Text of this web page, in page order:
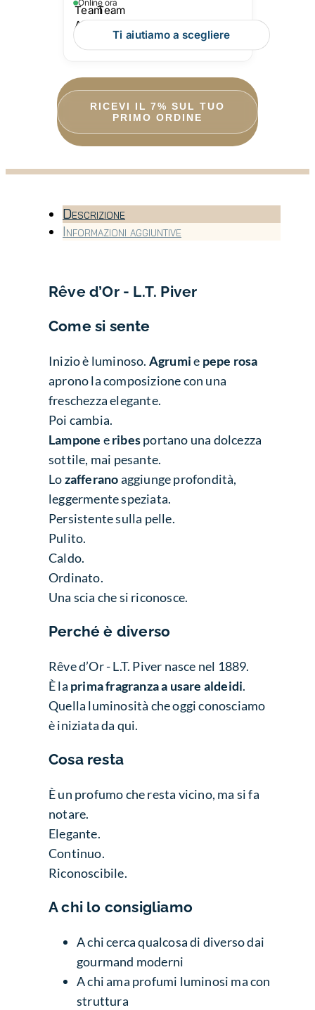
Online ora
Ti aiutiamo a scegliere
RICEVI IL 7% SUL TUO
PRIMO ORDINE
Descrizione
Informazioni aggiuntive
Rêve d’Or- L.T. Piver
Come si sente
Inizio è luminoso. Agrumie pepe rosa
aprono la composizione con una
freschezza elegante.
Poi cambia.
Lampone eribesportano una dolcezza
sottile, mai pesante.
Lozafferanoaggiunge profondità,
leggermente speziata.
Persistente sulla pelle.
Pulito.
Caldo.
Ordinato.
Una scia che si riconosce.
Perché è diverso
Rêve d’Or - L.T. Piver nasce nel 1889.
È la prima fragranza a usare aldeidi.
Quella luminosità che oggi conosciamo
è iniziata da qui.
Cosa resta
È un profumo che resta vicino, ma si fa
notare.
Elegante.
Continuo.
Riconoscibile.
A chi lo consigliamo
A chi cerca qualcosa di diverso dai
gourmand moderni
A chi ama profumi luminosi ma con
struttura